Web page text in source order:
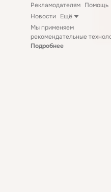
Рекламодателям Помощь
Новости Ещё
Мы применяем
рекомендательные
Подробнее